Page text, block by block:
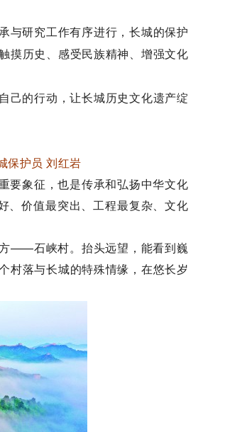
与研究工作有序进行，长城的保护
摸历史、感受民族精神、增强文化
己的行动，让长城历史文化遗产绽
保护员 刘红岩
象征，也是传承和弘扬中华文化
、价值最突出、工程最复杂、文化
——石峡村。抬头远望，能看到巍
村落与长城的特殊情缘，在悠长岁